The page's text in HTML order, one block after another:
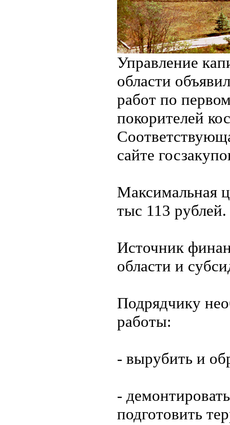
Управление
области
работ по
покорителей
сайте
Максимальная
тыс 113 рублей.
Источник
области и
Подрядчику
работы:
- вырубить и
-
подготовить